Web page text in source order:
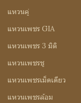
แหวนคู่
แหวนเพชร GIA
แหวนเพชร 3 มิติ
แหวนเพชรชู
แหวนเพชรเม็ดเดียว
แหวนเพชรล้อม